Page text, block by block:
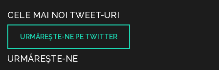
CELE MAI NOI TWEET-URI
URMĂREŞTE-NE PE TWITTER
URMĂREŞTE-NE